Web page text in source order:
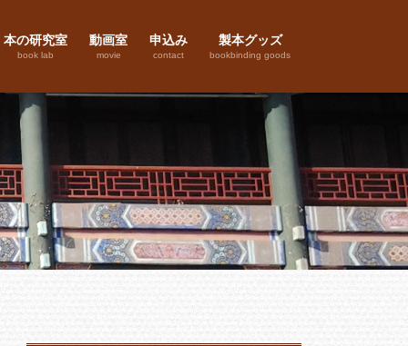
本の研究室
book lab
動画室
movie
申込み
contact
製本グッズ
bookbinding goods